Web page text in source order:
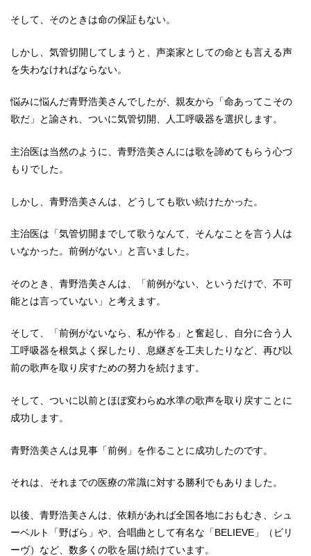
そして、そのときは命の保証もない。
しかし、気管切開してしまうと、声楽家としての命とも言える声
を失わなければならない。
悩みに悩んだ青野浩美さんでしたが、親友から「命あってこその
歌だ」と諭され、ついに気管切開、人工呼吸器を選択します。
主治医は当然のように、青野浩美さんには歌を諦めてもらう心づ
もりでした。
しかし、青野浩美さんは、どうしても歌い続けたかった。
主治医は「気管切開までして歌うなんて、そんなことを言う人は
いなかった。前例がない」と言いました。
そのとき、青野浩美さんは、「前例がない、というだけで、不可
能とは言っていない」と考えます。
そして、「前例がないなら、私が作る」と奮起し、自分に合う人
工呼吸器を根気よく探したり、息継ぎを工夫したりなど、再び以
前の歌声を取り戻すための努力を続けます。
そして、ついに以前とほぼ変わらぬ水準の歌声を取り戻すことに
成功します。
青野浩美さんは見事「前例」を作ることに成功したのです。
それは、それまでの医療の常識に対する勝利でもありました。
以後、青野浩美さんは、依頼があれば全国各地におもむき、シュ
ーベルト「野ばら」や、合唱曲として有名な「BELIEVE」（ビリ
ーヴ）など、数多くの歌を届け続けています。